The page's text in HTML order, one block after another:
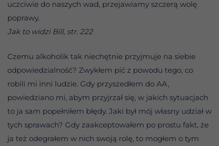
uczciwie do naszych wad, przejawiamy szczerą wolę
poprawy.
Jak to widzi Bill, str. 222
Czemu alkoholik tak niechętnie przyjmuje na siebie
odpowiedzialność? Zwykłem pić z powodu tego, co
robili mi inni ludzie. Gdy przyszedłem do AA,
powiedziano mi, abym przyjrzał się, w jakich sytuacjach
to ja sam popełniłem błędy. Jaki był mój własny udział w
tych sprawach? Gdy zaakceptowałem po prostu fakt, że
ja też odegrałem w nich swoją rolę, to mogłem o tym